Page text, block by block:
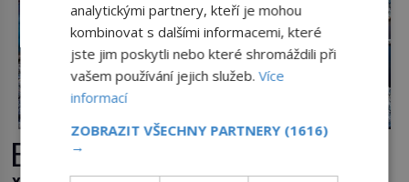
Extrémní podmínky na Zemi: Kde
analytickými partnery, kteří je mohou
kombinovat s dalšími informacemi, které
jste jim poskytli nebo které shromáždili při
vašem používání jejich služeb.Více
informací
ZOBRAZIT VŠECHNY PARTNERY (1616)
→